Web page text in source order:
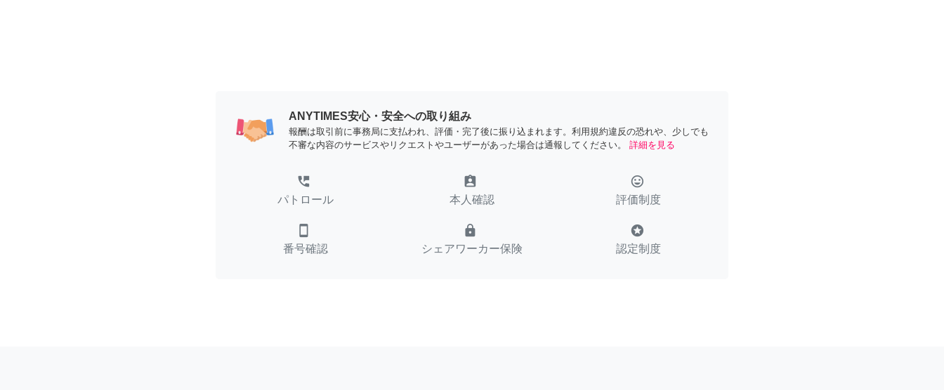
ANYTIMES安心・安全への取り組み
報酬は取引前に事務局に支払われ、評価・完了後に振り込まれます。利用規約違反の恐れや、少しでも
不審な内容のサービスやリクエストやユーザーがあった場合は通報してください。
詳細を見る
perm_phone_msg
パトロール
assignment_ind
本人確認
tag_faces
評価制度
smartphone
番号確認
lock
シェアワーカー保険
stars
認定制度